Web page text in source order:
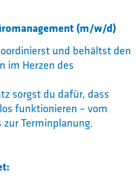
(m/w/d)
und behältst den
im Herzen des
sorgst du dafür, dass
funktionieren – vom
Terminplanung.